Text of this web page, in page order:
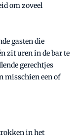
om zoveel
gasten die
zit uren in de bar te
gerechtjes
misschien een of
in het